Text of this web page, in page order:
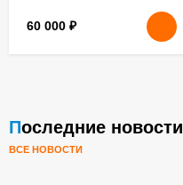
60 000 ₽
Последние новости
ВСЕ НОВОСТИ